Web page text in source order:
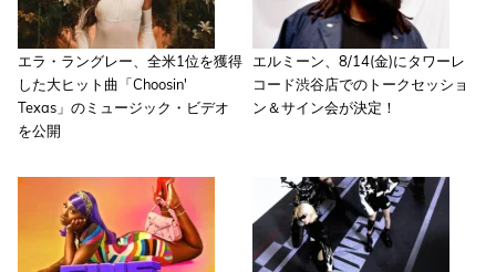
エラ・ラングレー、全米1位を獲得
した大ヒット曲「Choosin'
Texas」のミュージック・ビデオ
を公開
エルミーン、8/14(金)にタワーレ
コード渋谷店でのトークセッショ
ン＆サイン会が決定！